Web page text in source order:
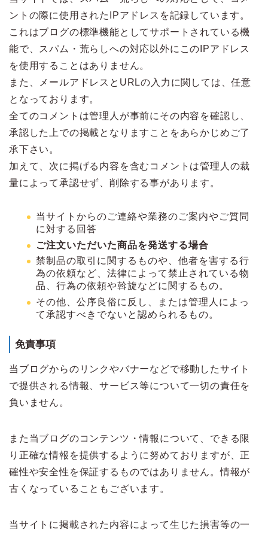
ントの際に使用されたIPアドレスを記録しています。
これはブログの標準機能としてサポートされている機
能で、スパム・荒らしへの対応以外にこのIPアドレス
を使用することはありません。
また、メールアドレスとURLの入力に関しては、任意
となっております。
全てのコメントは管理人が事前にその内容を確認し、
承認した上での掲載となりますことをあらかじめご了
承下さい。
加えて、次に掲げる内容を含むコメントは管理人の裁
量によって承認せず、削除する事があります。
当サイトからのご連絡や業務のご案内やご質問
に対する回答
ご注文いただいた商品を発送する場合
禁制品の取引に関するものや、他者を害する行
為の依頼など、法律によって禁止されている物
品、行為の依頼や斡旋などに関するもの。
その他、公序良俗に反し、または管理人によっ
て承認すべきでないと認められるもの。
免責事項
当ブログからのリンクやバナーなどで移動したサイト
で提供される情報、サービス等について一切の責任を
負いません。
また当ブログのコンテンツ・情報について、できる限
り正確な情報を提供するように努めておりますが、正
確性や安全性を保証するものではありません。情報が
古くなっていることもございます。
当サイトに掲載された内容によって生じた損害等の一